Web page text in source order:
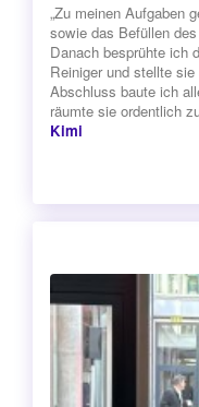
„Zu meinen Aufgaben
sowie das Befüllen
Danach besprühte ich
Reiniger und stellte
Abschluss baute ich
räumte sie ordentlich
Kimi